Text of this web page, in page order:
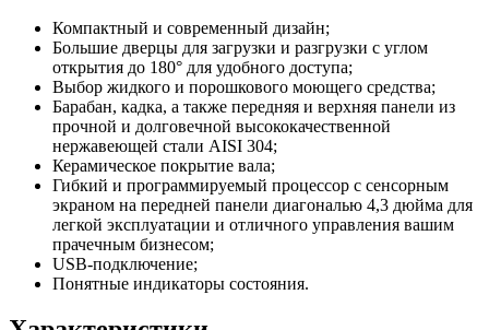
Компактный и современный дизайн;
Большие дверцы для загрузки и разгрузки с углом
открытия до 180° для удобного доступа;
Выбор жидкого и порошкового моющего средства;
Барабан, кадка, а также передняя и верхняя панели из
прочной и долговечной высококачественной
нержавеющей стали AISI 304;
Керамическое покрытие вала;
Гибкий и программируемый процессор с сенсорным
экраном на передней панели диагональю 4,3 дюйма для
легкой эксплуатации и отличного управления вашим
прачечным бизнесом;
USB-подключение;
Понятные индикаторы состояния.